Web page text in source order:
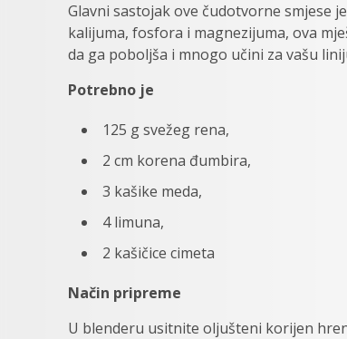
Glavni sastojak ove čudotvorne smjese
kalijuma, fosfora i magnezijuma, ova
da ga poboljša i mnogo učini za vašu
Potrebno je
125 g svežeg rena,
2 cm korena đumbira,
3 kašike meda,
4 limuna,
2 kašičice cimeta
Način pripreme
U blenderu usitnite oljušteni korijen